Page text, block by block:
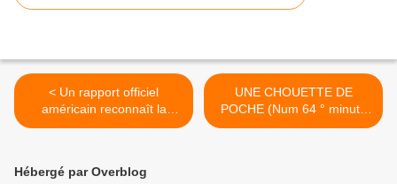
< Un rapport officiel
américain reconnaît la
responsabilité humaine
UNE CHOUETTE DE
POCHE (Num 64 ° minute
salamandre) >
Hébergé par Overblog